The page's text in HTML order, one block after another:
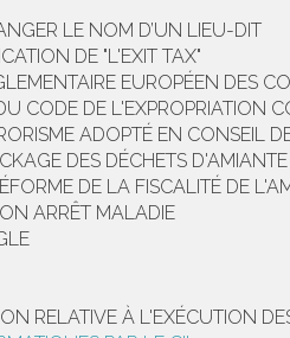
LE NOM D’UN LIEU-DIT
DE "L'EXIT TAX"
EUROPÉEN DES
CODE DE L'EXPROPRIATION
ADOPTÉ EN CONSEIL
DES DÉCHETS D'AMIANTE
DE LA FISCALITÉ DE
ARRÊT MALADIE
RELATIVE À L'EXÉCUTION